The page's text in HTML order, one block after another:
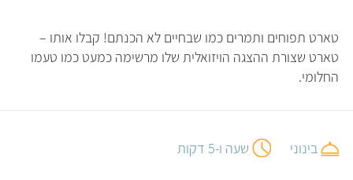
טארט תפוחים ותמרים כמו שבחיים לא הכנתם! קבלו אותו –
טארט שצורת ההצגה הויזואלית שלו מרשימה כמעט כמו טעמו
החלומי.
בינוני שעה ו-5 דקות